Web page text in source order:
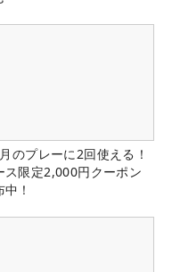
のプレーに2回使える！
ス限定2,000円クーポン
！